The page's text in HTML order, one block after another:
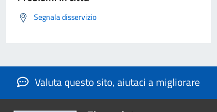
Segnala disservizio
Valuta questo sito, aiutaci a migliorare